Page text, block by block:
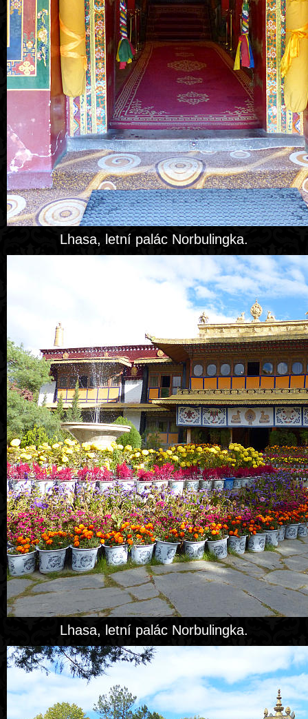
Lhasa, letní palác Norbulingka.
Lhasa, letní palác Norbulingka.